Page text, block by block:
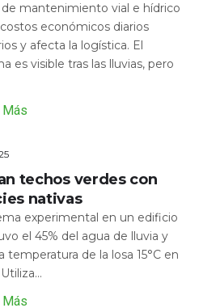
de mantenimiento vial e hídrico
económicos diarios
y afecta la logística. El
es visible tras las lluvias, pero
Más
techos verdes con
nativas
experimental en un edificio
el 45% del agua de lluvia y
temperatura de la losa 15°C en
Más